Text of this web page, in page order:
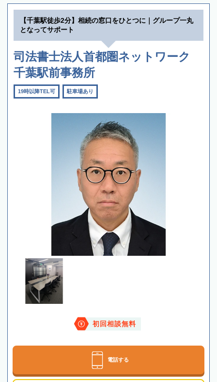
【千葉駅徒歩2分】相続の窓口をひとつに｜グループ一丸
となってサポート
司法書士法人首都圏ネットワーク
千葉駅前事務所
19時以降TEL可 駐車場あり
初回相談無料
電話する